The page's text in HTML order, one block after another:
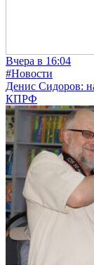
Вчера в 16:04
#Новости
Денис Сидоров:
КПРФ